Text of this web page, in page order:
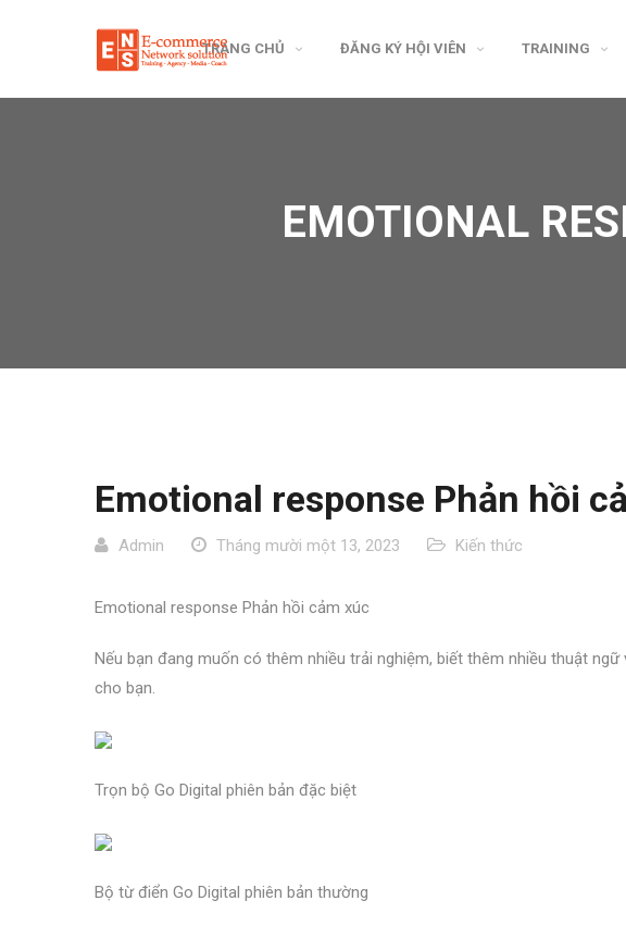
TRANG CHỦ ĐĂNG KÝ HỘI VIÊN TRAINING
EMOTIONAL
Emotional response Phản hồi
Admin Tháng mười một 13, 2023 Kiến thức
Emotional response Phản hồi cảm xúc
Nếu bạn đang muốn có thêm nhiều trải nghiệm, biết thêm nhiều thuật
cho bạn.
Trọn bộ Go Digital phiên bản đặc biệt
Bộ từ điển Go Digital phiên bản thường